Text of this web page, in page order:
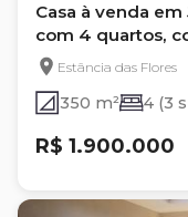
Casa à venda
com 4 quartos,
Estância das Flores
350 m² 4 (3
R$ 1.900.000